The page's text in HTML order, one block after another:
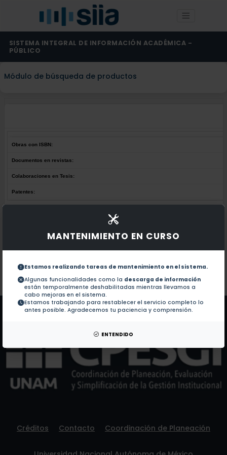
MANTENIMIENTO EN CURSO
Estamos realizando tareas de mantenimiento en el sistema.
Algunas funcionalidades como la descarga de información
están temporalmente deshabilitadas mientras llevamos a
cabo mejoras en el sistema.
Estamos trabajando para restablecer el servicio completo lo
antes posible. Agradecemos tu paciencia y comprensión.
ENTENDIDO
SISTEMA INTEGRAL DE INFORMACIÓN ACADÉMICA -
PÚBLICO
Módulo de búsqueda de productos
Obras con ISBN:
Documentos en revistas:
Colaboraciones en Tesis:
Patentes:
No hay obras de este autor.
Documentos en revistas:
Colaboraciones en Tesis:
Patentes: No hay patentes de este autor.
Créditos Contacto Coordinación de Planeación